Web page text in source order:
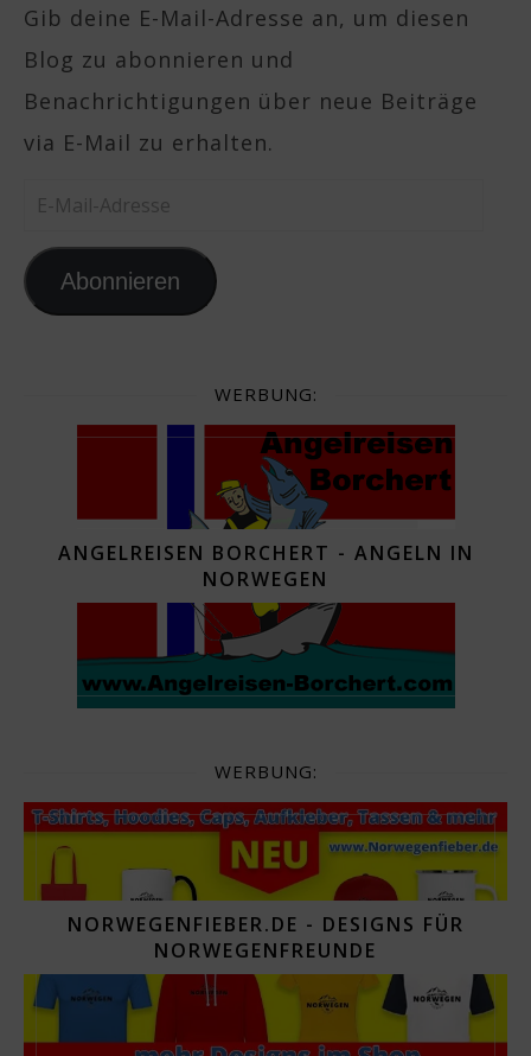
Gib deine E-Mail-Adresse an, um diesen
Blog zu abonnieren und
Benachrichtigungen über neue Beiträge
via E-Mail zu erhalten.
E-Mail-Adresse
Abonnieren
WERBUNG:
ANGELREISEN BORCHERT - ANGELN IN
NORWEGEN
WERBUNG:
NORWEGENFIEBER.DE - DESIGNS FÜR
NORWEGENFREUNDE